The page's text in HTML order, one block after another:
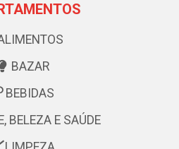
BAZAR
BEBIDAS
BELEZA E SAÚDE